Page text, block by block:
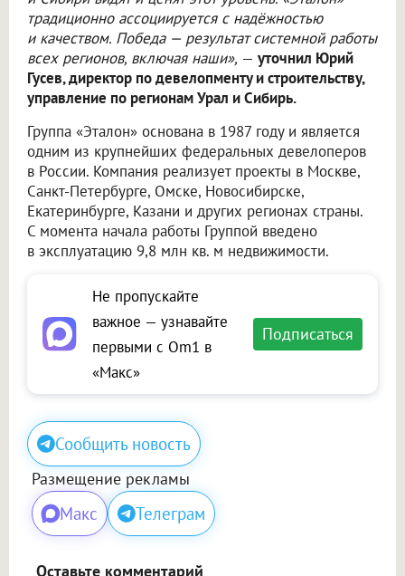
традиционно ассоциируется с надёжностью
и качеством. Победа — результат системной работы
всех регионов, включая наши», — уточнил Юрий
Гусев, директор по девелопменту и строительству,
управление по регионам Урал и Сибирь.
Группа «Эталон» основана в 1987 году и является
одним из крупнейших федеральных девелоперов
в России. Компания реализует проекты в Москве,
Санкт-Петербурге, Омске, Новосибирске,
Екатеринбурге, Казани и других регионах страны.
С момента начала работы Группой введено
в эксплуатацию 9,8 млн кв. м недвижимости.
Не пропускайте
важное — узнавайте
первыми с Om1 в
«Макс»
Подписаться
Сообщить новость
Размещение рекламы
Макс Телеграм
Оставьте комментарий